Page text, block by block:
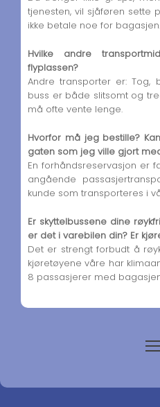
tjenesten, vil sjåføren sette
ikke betale noe for bagasjen.
Hvilke andre
flyplassen?
Andre transporter er: Tog,
buss er både slitsomt og
må ofte vente lenge.
Hvorfor må jeg bestille?
gaten som jeg ville gjort
En forhåndsreservasjon er
angående
kunde som transporteres i
Er skyttelbussene dine
er det i varebilen din? Er
Det er strengt forbudt å
kjøretøyene våre har
8 passasjerer med